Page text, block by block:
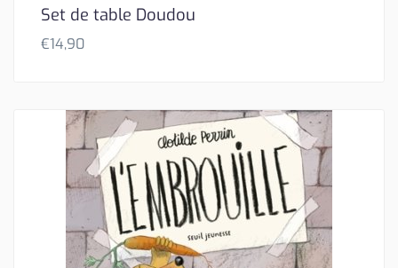
Set de table Doudou
€14,90